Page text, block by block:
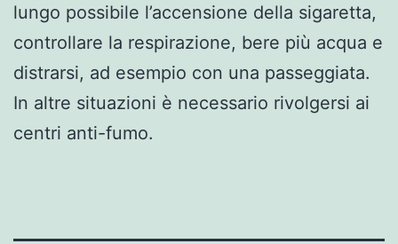
lungo possibile l’accensione della sigaretta,
controllare la respirazione, bere più acqua e
distrarsi, ad esempio con una passeggiata.
In altre situazioni è necessario rivolgersi ai
centri anti-fumo.